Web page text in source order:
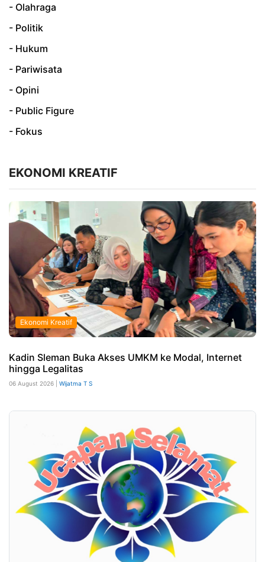
- Olahraga
- Politik
- Hukum
- Pariwisata
- Opini
- Public Figure
- Fokus
EKONOMI KREATIF
Ekonomi Kreatif
Kadin Sleman Buka Akses UMKM ke Modal, Internet
hingga Legalitas
06 August 2026 | Wijatma T S